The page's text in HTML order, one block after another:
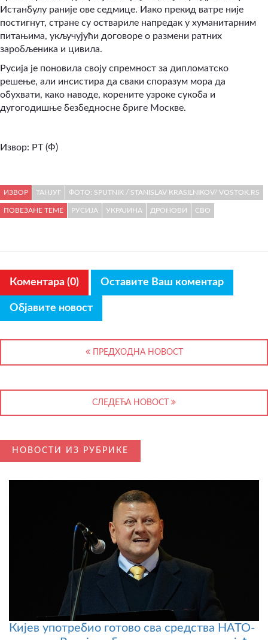
Истанбулу раније ове седмице. Иако прекид ватре није
постигнут, стране су оствариле напредак у хуманитарним
питањима, укључујући договоре о размени ратних
заробљеника и цивила.
Русија је поновила своју спремност за дипломатско
решење, али инсистира да сваки споразум мора да
обухвати, како наводе, корените узроке сукоба и
дугогодишње безбедносне бриге Москве.
Извор: РТ (Ф)
ИЗВОР ТАНЈУГ ФОТО: SPUTNIK / STANISLAV KRASILNIKOV/ VOSTOK.RS
ПОВЕЗАНЕ ТЕМЕ РУСИЈА УКРАЈИНА ДРОНОВИ СВО
Коментара (0) Оставите Ваш коментар
Објавите новост
ПРЕДХОДНА НОВОСТ
СЛЕДЕЋА НОВОСТ
НОВОСТИ ИЗ РУБРИКЕ
Кијев употребио готово сва средства НАТО-